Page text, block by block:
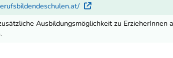
Externer Link
Ausbildungsmöglichkeit zu